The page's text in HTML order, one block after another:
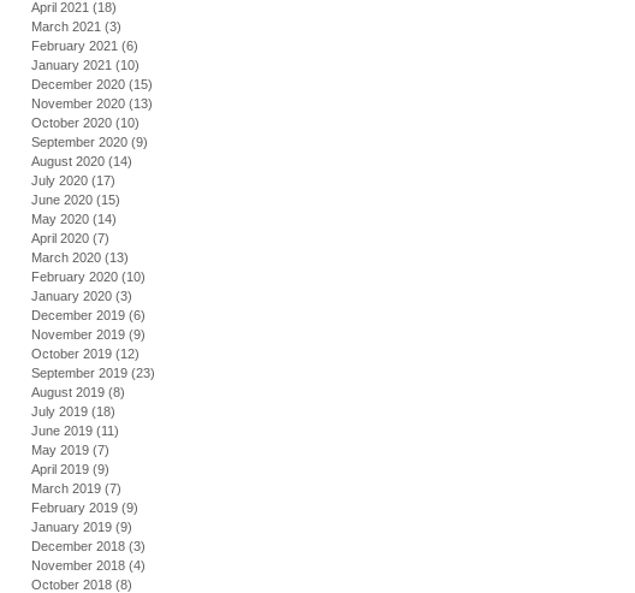
April 2021 (18)
March 2021 (3)
February 2021 (6)
January 2021 (10)
December 2020 (15)
November 2020 (13)
October 2020 (10)
September 2020 (9)
August 2020 (14)
July 2020 (17)
June 2020 (15)
May 2020 (14)
April 2020 (7)
March 2020 (13)
February 2020 (10)
January 2020 (3)
December 2019 (6)
November 2019 (9)
October 2019 (12)
September 2019 (23)
August 2019 (8)
July 2019 (18)
June 2019 (11)
May 2019 (7)
April 2019 (9)
March 2019 (7)
February 2019 (9)
January 2019 (9)
December 2018 (3)
November 2018 (4)
October 2018 (8)